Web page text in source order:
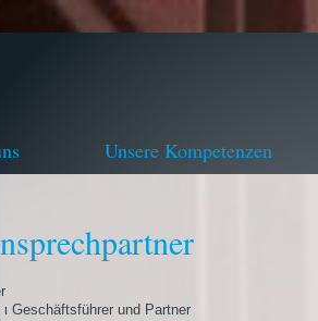
Unsere Kompetenzen
Geschäftsführer und Partner